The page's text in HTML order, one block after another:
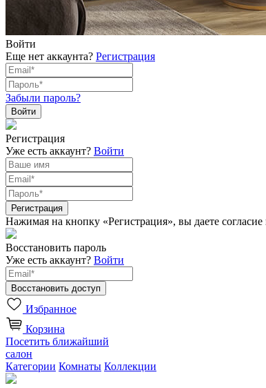
Войти
Еще нет аккаунта? Регистрация
Забыли пароль?
Регистрация
Уже есть аккаунт? Войти
Нажимая на кнопку «Регистрация», вы даете согласие
Восстановить пароль
Уже есть аккаунт? Войти
Избранное
Корзина
Посетить ближайший
салон
Категории Комнаты Коллекции